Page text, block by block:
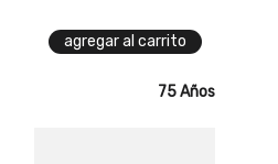
agregar al carrito
75 Años